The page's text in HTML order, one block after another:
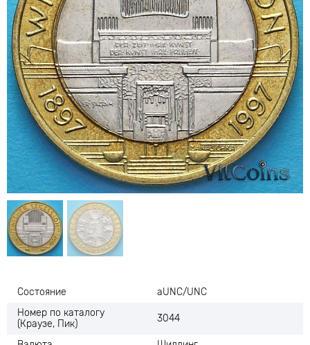
Состояние
aUNC/UNC
Номер по каталогу
(Краузе, Пик)
3044